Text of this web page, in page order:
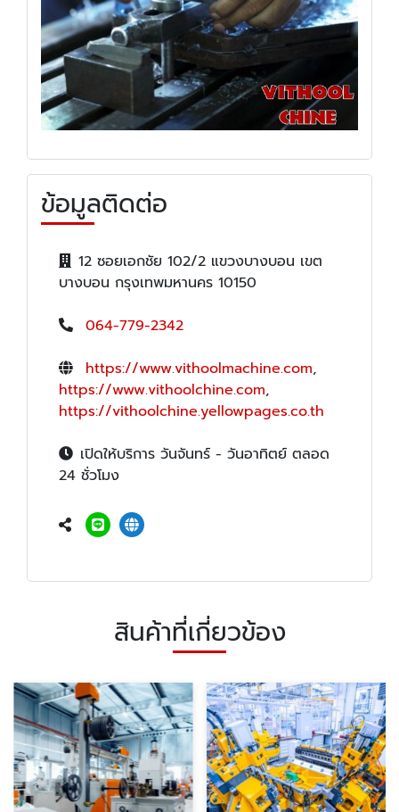
ข้อมูลติดต่อ
12 ซอยเอกชัย 102/2 แขวงบางบอน เขต
บางบอน กรุงเทพมหานคร 10150
064-779-2342
https://www.vithoolmachine.com,
https://www.vithoolchine.com,
https://vithoolchine.yellowpages.co.th
เปิดให้บริการ วันจันทร์ - วันอาทิตย์ ตลอด
24 ชั่วโมง
สินค้าที่เกี่ยวข้อง